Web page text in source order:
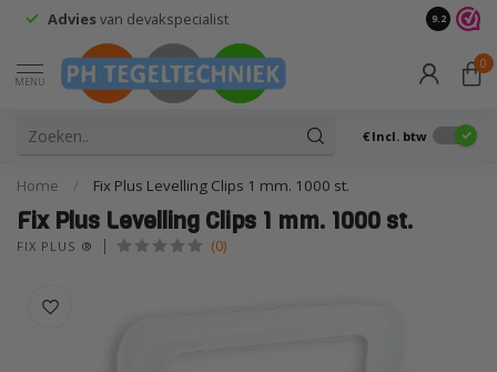
Retourneren?Wij doen niet zo moeilijk 9.2
MENU
0
€ Incl. btw
Home / Fix Plus Levelling Clips 1 mm. 1000 st.
Fix Plus Levelling Clips 1 mm. 1000 st.
FIX PLUS ® (0)